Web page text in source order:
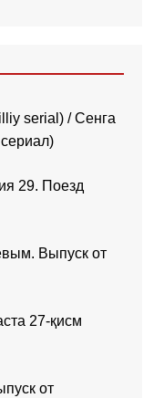
serial) / Сенга
29. Поезд
Выпуск от
27-қисм
от